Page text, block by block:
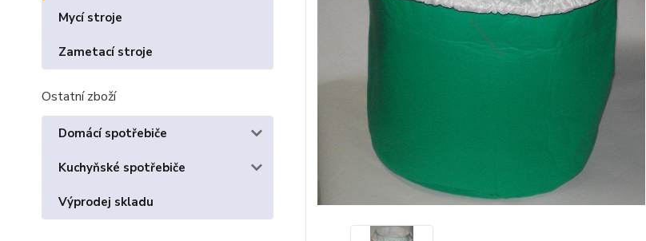
Mycí stroje
Zametací stroje
Ostatní zboží
Domácí spotřebiče
Kuchyňské spotřebiče
Výprodej skladu